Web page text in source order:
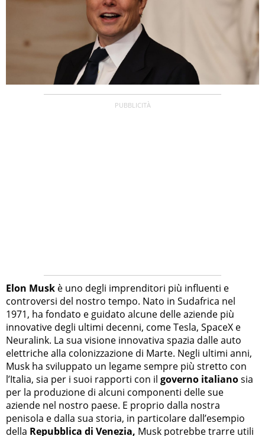
Elon Musk è uno degli imprenditori più influenti e
controversi del nostro tempo. Nato in Sudafrica nel
1971, ha fondato e guidato alcune delle aziende più
innovative degli ultimi decenni, come Tesla, SpaceX e
Neuralink. La sua visione innovativa spazia dalle auto
elettriche alla colonizzazione di Marte. Negli ultimi anni,
Musk ha sviluppato un legame sempre più stretto con
l’Italia, sia per i suoi rapporti con il governo italianosia
per la produzione di alcuni componenti delle sue
aziende nel nostro paese. E proprio dalla nostra
penisola e dalla sua storia, in particolare dall’esempio
della Repubblica di Venezia, Musk potrebbe trarre utili